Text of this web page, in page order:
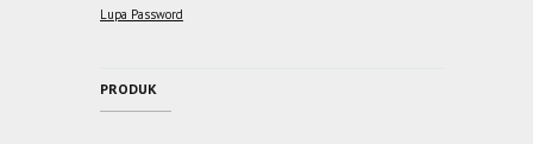
Lupa Password
PRODUK